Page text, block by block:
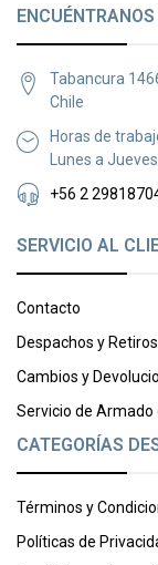
ENCUÉNTRANOS
Tabancura
Chile
Horas de
Lunes a
+56 2
SERVICIO AL
Contacto
Despachos y Retiros
Cambios y
Servicio de
CATEGORÍAS
Términos y
Políticas de